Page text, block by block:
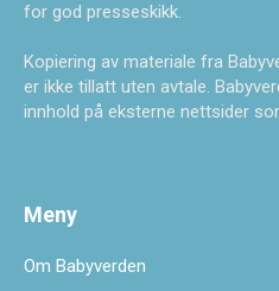
for god presseskikk.
Kopiering av materiale fra
er ikke tillatt uten avtale.
innhold på eksterne nettsider
Meny
Om Babyverden